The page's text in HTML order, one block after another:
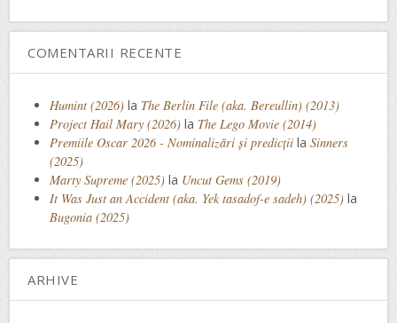
COMENTARII RECENTE
Humint (2026) la The Berlin File (aka. Bereullin) (2013)
Project Hail Mary (2026) la The Lego Movie (2014)
Premiile Oscar 2026 - Nominalizări și predicții la Sinners
(2025)
Marty Supreme (2025) la Uncut Gems (2019)
It Was Just an Accident (aka. Yek tasadof-e sadeh) (2025) la
Bugonia (2025)
ARHIVE